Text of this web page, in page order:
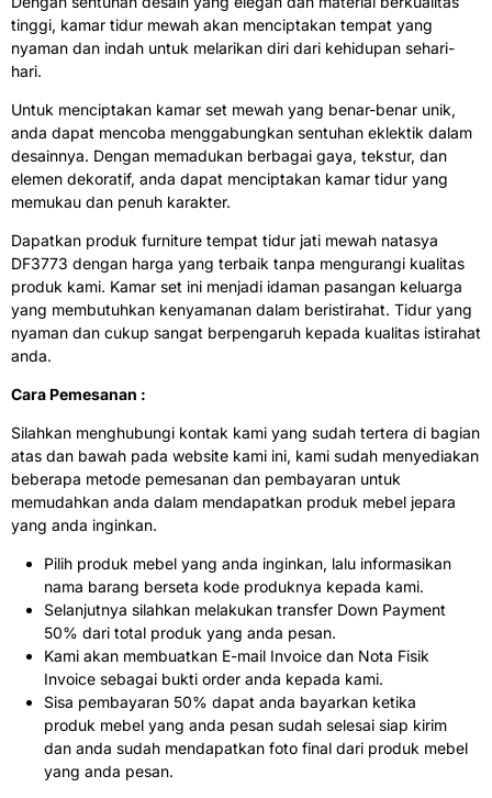
tinggi, kamar tidur mewah akan menciptakan tempat yang
nyaman dan indah untuk melarikan diri dari kehidupan sehari-
hari.
Untuk menciptakan kamar set mewah yang benar-benar unik,
anda dapat mencoba menggabungkan sentuhan eklektik dalam
desainnya. Dengan memadukan berbagai gaya, tekstur, dan
elemen dekoratif, anda dapat menciptakan kamar tidur yang
memukau dan penuh karakter.
Dapatkan produk furniture tempat tidur jati mewah natasya
DF3773 dengan harga yang terbaik tanpa mengurangi kualitas
produk kami. Kamar set ini menjadi idaman pasangan keluarga
yang membutuhkan kenyamanan dalam beristirahat. Tidur yang
nyaman dan cukup sangat berpengaruh kepada kualitas istirahat
anda.
Cara Pemesanan :
Silahkan menghubungi kontak kami yang sudah tertera di bagian
atas dan bawah pada website kami ini, kami sudah menyediakan
beberapa metode pemesanan dan pembayaran untuk
memudahkan anda dalam mendapatkan produk mebel jepara
yang anda inginkan.
Pilih produk mebel yang anda inginkan, lalu informasikan
nama barang berseta kode produknya kepada kami.
Selanjutnya silahkan melakukan transfer Down Payment
50% dari total produk yang anda pesan.
Kami akan membuatkan E-mail Invoice dan Nota Fisik
Invoice sebagai bukti order anda kepada kami.
Sisa pembayaran 50% dapat anda bayarkan ketika
produk mebel yang anda pesan sudah selesai siap kirim
dan anda sudah mendapatkan foto final dari produk mebel
yang anda pesan.